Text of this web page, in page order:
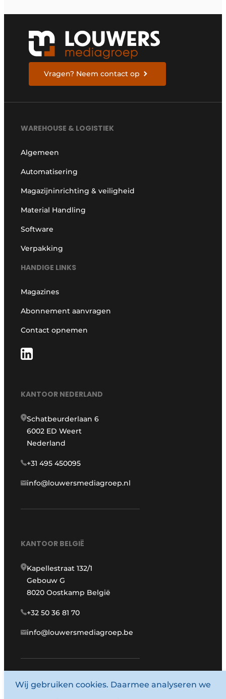
Vragen? Neem contact op
WAREHOUSE & LOGISTIEK
Algemeen
Automatisering
Magazijninrichting & veiligheid
Material Handling
Software
Verpakking
HANDIGE LINKS
Magazines
Abonnement aanvragen
Contact opnemen
KANTOOR NEDERLAND
Schatbeurderlaan 6
6002 ED Weert
Nederland
+31 495 450095
info@louwersmediagroep.nl
KANTOOR BELGIË
Kapellestraat 132/1
Gebouw G
8020 Oostkamp België
+32 50 36 81 70
info@louwersmediagroep.be
www.louwersmediagroep.com
Wij gebruiken cookies. Daarmee analyseren we